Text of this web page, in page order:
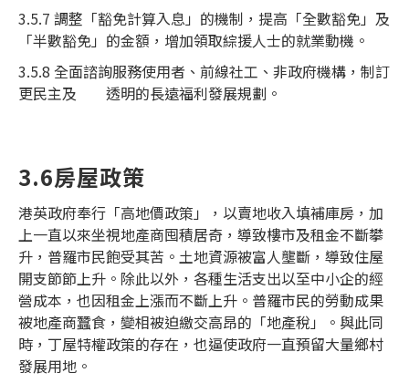
3.5.7 調整「豁免計算入息」的機制，提高「全數豁免」及
「半數豁免」的金額，增加領取綜援人士的就業動機。
3.5.8 全面諮詢服務使用者、前線社工、非政府機構，制訂
更民主及 透明的長遠福利發展規劃。
3.6房屋政策
港英政府奉行「高地價政策」，以賣地收入填補庫房，加
上一直以來坐視地產商囤積居奇，導致樓市及租金不斷攀
升，普羅市民飽受其苦。土地資源被富人壟斷，導致住屋
開支節節上升。除此以外，各種生活支出以至中小企的經
營成本，也因租金上漲而不斷上升。普羅市民的勞動成果
被地產商蠶食，變相被迫繳交高昂的「地產稅」。與此同
時，丁屋特權政策的存在，也逼使政府一直預留大量鄉村
發展用地。